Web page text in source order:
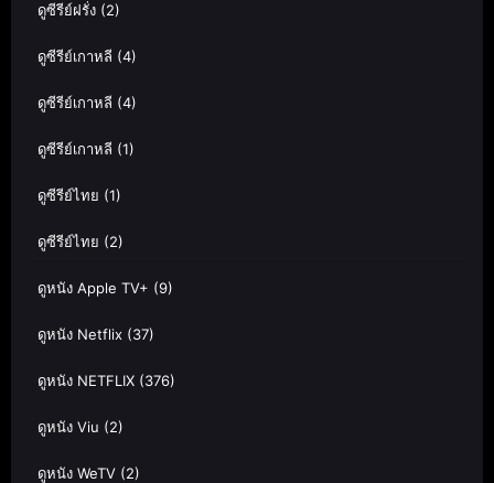
ดูซีรีย์ฝรั่ง (2)
ดูซีรีย์เกาหลี (4)
ดูซีรีย์เกาหลี (4)
ดูซีรีย์เกาหลี (1)
ดูซีรีย์ไทย (1)
ดูซีรีย์ไทย (2)
ดูหนัง Apple TV+ (9)
ดูหนัง Netflix (37)
ดูหนัง NETFLIX (376)
ดูหนัง Viu (2)
ดูหนัง WeTV (2)